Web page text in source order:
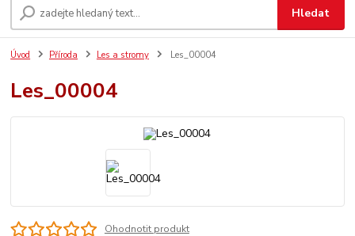
Hledat
Úvod Příroda Les a stromy Les_00004
Les_00004
Ohodnotit produkt